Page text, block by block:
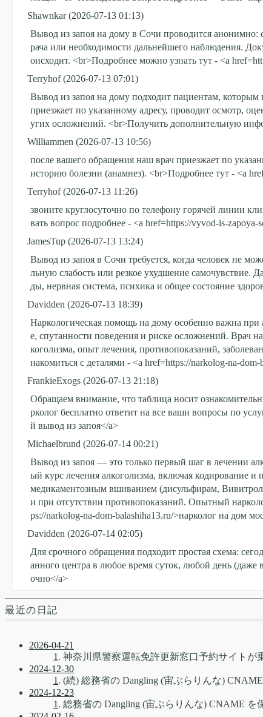
Shawnkar (2026-07-13 01:13)
Вывод из запоя на дому в Сочи проводится анонимно:
рача или необходимости дальнейшего наблюдения.
оисходит. <br>Подробнее можно узнать тут - <a
Terryhof (2026-07-13 07:01)
Вывод из запоя на дому подходит пациентам,
приезжает по указанному адресу, проводит осмотр,
угих осложнений. <br>Получить дополнительную
Williammen (2026-07-13 10:56)
после вашего обращения наш врач приезжает по
историю болезни (анамнез). <br>Подробнее тут - <a
Terryhof (2026-07-13 11:26)
звоните круглосуточно по телефону горячей линии
вать вопрос подробнее - <a href=https://vyvod-is-
JamesTup (2026-07-13 13:24)
Вывод из запоя в Сочи требуется, когда человек не
льную слабость или резкое ухудшение самочувствие.
ды, нервная система, психика и общее состояние
Davidden (2026-07-13 18:39)
Наркологическая помощь на дому особенно важна при
е, спутанности поведения и риске осложнений. Врач
коголизма, опыт лечения, противопоказаний,
накомиться с деталями - <a href=https://narkolog-na-
FrankieExogs (2026-07-13 21:18)
Обращаем внимание, что таблица носит
рколог бесплатно ответит на все ваши вопросы по
й вывод из запоя</a>
Michaelbrund (2026-07-14 00:21)
Вывод из запоя — это только первый шаг в лечении
ый курс лечения алкоголизма, включая кодирование
медикаментозным вшиванием (дисульфирам,
и при отсутствии противопоказаний. Опытный
ps://narkolog-na-dom-balashiha13.ru/>нарколог на дом
Davidden (2026-07-14 02:05)
Для срочного обращения подходит простая схема:
анного центра в любое время суток, любой день (даже
очно</a>
最近の日記
2026-04-21
1 . 神奈川県警察運転免許更新窓口予約サイトが
2024-12-30
1 . (続) 総務省の Dangling (宙ぶらりんな)
2024-12-23
1 . 総務省の Dangling (宙ぶらりんな) CNAME を